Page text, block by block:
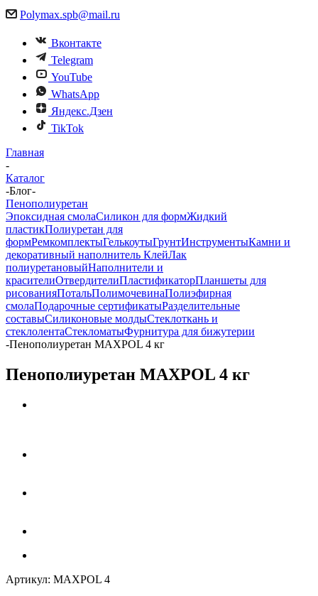
Polymax.spb@mail.ru
Вконтакте
Telegram
YouTube
WhatsApp
Яндекс.Дзен
TikTok
Главная
-
Каталог
-Блог-
Пенополиуретан
Эпоксидная смолаСиликон для формЖидкий
пластикПолиуретан для
формРемкомплектыГелькоутыГрунтИнструментыКамни и
декоративный наполнитель КлейЛак
полиуретановыйНаполнители и
красителиОтвердителиПластификаторПланшеты для
рисованияПотальПолимочевинаПолиэфирная
смолаПодарочные сертификатыРазделительные
составыСиликоновые молдыСтеклоткань и
стеклолентаСтекломатыФурнитура для бижутерии
-Пенополиуретан MAXPOL 4 кг
Пенополиуретан MAXPOL 4 кг
Артикул: MAXPOL 4